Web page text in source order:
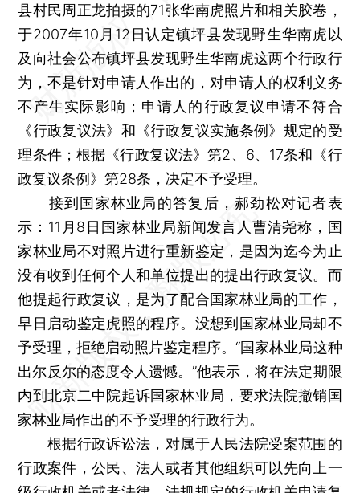
县村民周正龙拍摄的71张华南虎照片和相关胶卷，
于2007年10月12日认定镇坪县发现野生华南虎以
及向社会公布镇坪县发现野生华南虎这两个行政行
为，不是针对申请人作出的，对申请人的权利义务
不产生实际影响；申请人的行政复议申请不符合
《行政复议法》和《行政复议实施条例》规定的受
理条件；根据《行政复议法》第2、6、17条和《行
政复议条例》第28条，决定不予受理。
接到国家林业局的答复后，郝劲松对记者表
示：11月8日国家林业局新闻发言人曹清尧称，国
家林业局不对照片进行重新鉴定，是因为迄今为止
没有收到任何个人和单位提出的提出行政复议。而
他提起行政复议，是为了配合国家林业局的工作，
早日启动鉴定虎照的程序。没想到国家林业局却不
予受理，拒绝启动照片鉴定程序。“国家林业局这种
出尔反尔的态度令人遗憾。”他表示，将在法定期限
内到北京二中院起诉国家林业局，要求法院撤销国
家林业局作出的不予受理的行政行为。
根据行政诉讼法，对属于人民法院受案范围的
行政案件，公民、法人或者其他组织可以先向上一